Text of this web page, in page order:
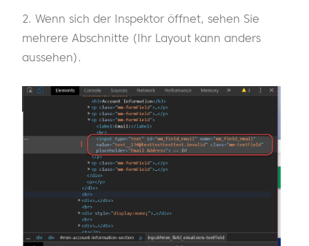
2. Wenn sich der Inspektor öffnet, sehen Sie
mehrere Abschnitte (Ihr Layout kann anders
aussehen).